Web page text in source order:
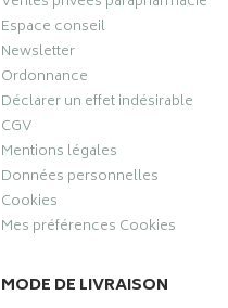
Espace conseil
Newsletter
Ordonnance
Déclarer un effet indésirable
CGV
Mentions légales
Données personnelles
Cookies
Mes préférences Cookies
MODE DE LIVRAISON